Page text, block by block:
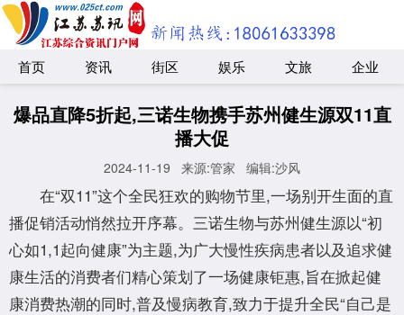
首页 资讯 街区 娱乐 文旅 企业
爆品直降5折起,三诺生物携手苏州健生源双11直
播大促
2024-11-19 来源:管家 编辑:沙风
在“双11”这个全民狂欢的购物节里,一场别开生面的直
播促销活动悄然拉开序幕。三诺生物与苏州健生源以“初
心如1,1起向健康”为主题,为广大慢性疾病患者以及追求健
康生活的消费者们精心策划了一场健康钜惠,旨在掀起健
康消费热潮的同时,普及慢病教育,致力于提升全民“自己是